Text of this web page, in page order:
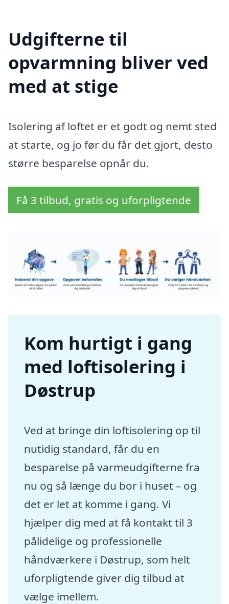
Udgifterne til
opvarmning bliver ved
med at stige
Isolering af loftet er et godt og nemt sted
at starte, og jo før du får det gjort, desto
større besparelse opnår du.
Få 3 tilbud, gratis og uforpligtende
Kom hurtigt i gang
med loftisolering i
Døstrup
Ved at bringe din loftisolering op til
nutidig standard, får du en
besparelse på varmeudgifterne fra
nu og så længe du bor i huset – og
det er let at komme i gang. Vi
hjælper dig med at få kontakt til 3
pålidelige og professionelle
håndværkere i Døstrup, som helt
uforpligtende giver dig tilbud at
vælge imellem.